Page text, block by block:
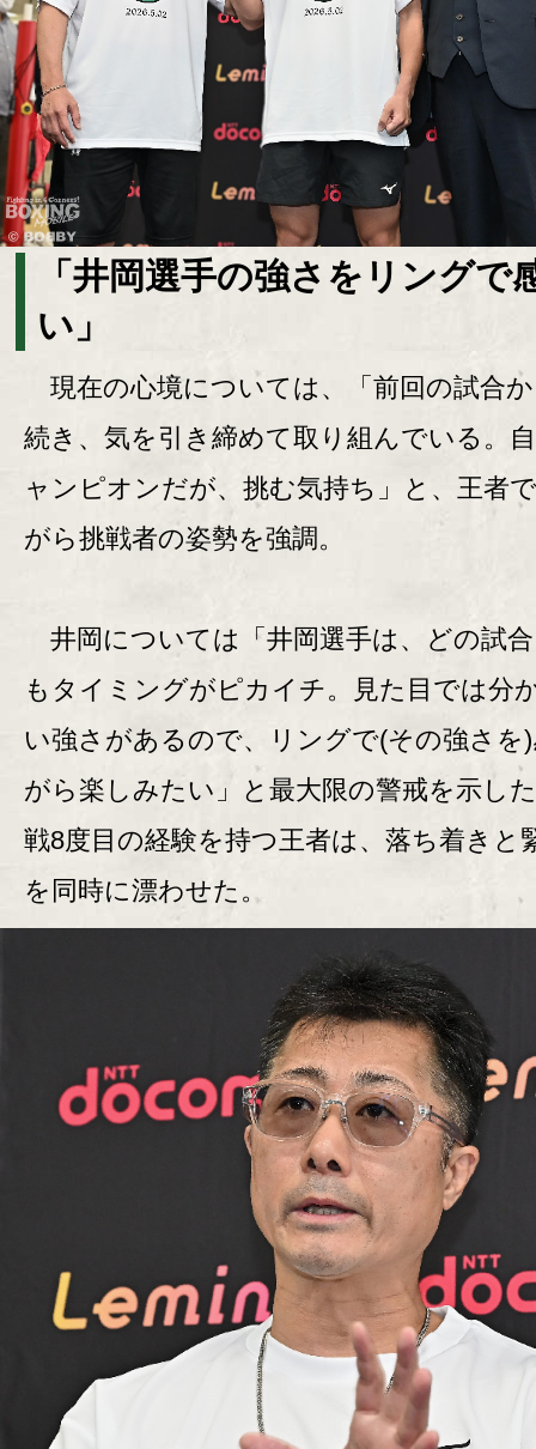
「井岡選手の強さをリングで
い」
現在の心境については、「前回の試合
続き、気を引き締めて取り組んでいる。
ャンピオンだが、挑む気持ち」と、王者
がら挑戦者の姿勢を強調。
井岡については「井岡選手は、どの試
もタイミングがピカイチ。見た目では分
い強さがあるので、リングで(その強さを
がら楽しみたい」と最大限の警戒を示し
戦8度目の経験を持つ王者は、落ち着きと
を同時に漂わせた。